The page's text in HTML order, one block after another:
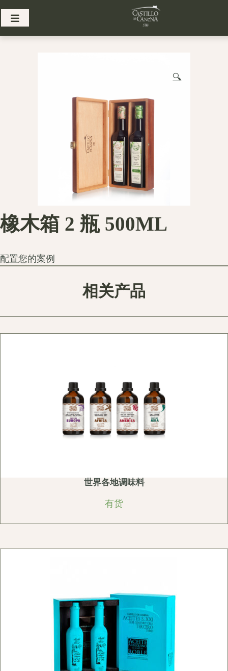
🔍
橡木箱 2 瓶 500ML
配置您的案例
相关产品
世界各地调味料
有货